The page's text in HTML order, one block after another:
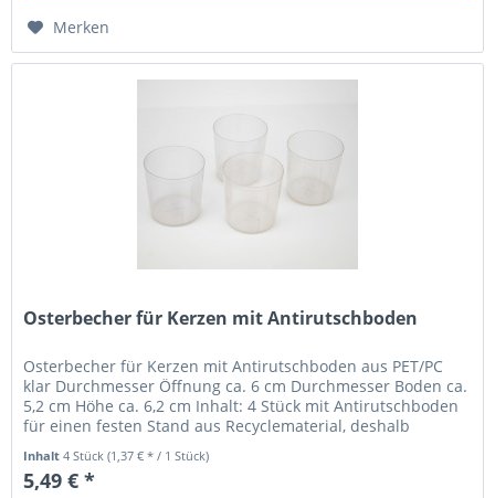
Merken
Osterbecher für Kerzen mit Antirutschboden
Osterbecher für Kerzen mit Antirutschboden aus PET/PC
klar Durchmesser Öffnung ca. 6 cm Durchmesser Boden ca.
5,2 cm Höhe ca. 6,2 cm Inhalt: 4 Stück mit Antirutschboden
für einen festen Stand aus Recyclematerial, deshalb
Inhalt4 Stück(1,37 € * / 1 Stück)
5,49 € *